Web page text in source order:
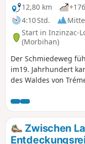
12,80 km
4:10 Std.
Start in Inzinzac-
(Morbihan)
Der Schmiedeweg
im19. Jahrhundert
des Waldes von
Kerglaw genutzt
Bedarf der
Zwischen